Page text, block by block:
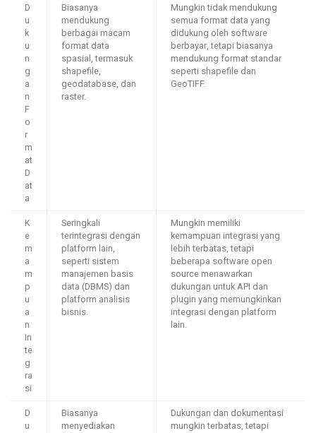
D
u
k
u
n
g
a
n
F
o
r
m
at
D
at
a
Biasanya
mendukung
berbagai macam
format data
spasial, termasuk
shapefile,
geodatabase, dan
raster.
Mungkin tidak mendukung
semua format data yang
didukung oleh software
berbayar, tetapi biasanya
mendukung format standar
seperti shapefile dan
GeoTIFF.
K
e
m
a
m
p
u
a
n
In
te
g
ra
si
Seringkali
terintegrasi dengan
platform lain,
seperti sistem
manajemen basis
data (DBMS) dan
platform analisis
bisnis.
Mungkin memiliki
kemampuan integrasi yang
lebih terbatas, tetapi
beberapa software open
source menawarkan
dukungan untuk API dan
plugin yang memungkinkan
integrasi dengan platform
lain.
D
u
Biasanya
menyediakan
Dukungan dan dokumentasi
mungkin terbatas, tetapi